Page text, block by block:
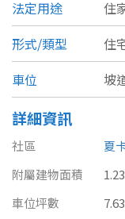
苗栗縣
台中市
彰化縣
南投縣
雲林縣
嘉義市
農舍
坪數
20~30 坪
法定用途
住
形式/類型
住
車位
坡
詳細資訊
社區
夏
附屬建物面積
車位坪數